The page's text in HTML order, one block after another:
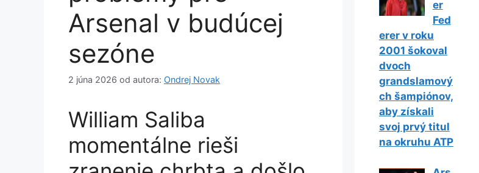
Arsenal v budúcej
sezóne
2 júna 2026 od autora: Ondrej Novak
William Saliba
momentálne rieši
er
Fed
erer v roku
2001 šokoval
dvoch
grandslamový
ch šampiónov,
aby získali
svoj prvý titul
na okruhu ATP